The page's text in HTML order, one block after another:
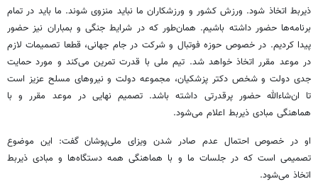
ذیربط اتخاذ شود. ورزش کشور و ورزشکاران ما نباید منزوی شوند. ما باید در تمام
برنامه‌ها حضور داشته باشیم. همان‌طور که در شرایط جنگی و بمباران نیز حضور
پیدا کردیم. در خصوص حوزه فوتبال و شرکت در جام جهانی، قطعا تصمیمات لازم
در موعد مقرر اتخاذ خواهد شد. تیم ملی با قدرت تمرین می‌کند و مورد حمایت
جدی دولت و شخص دکتر پزشکیان، مجموعه دولت و نیروهای مسلح عزیز است
تا ان‌شاءالله حضور پرقدرتی داشته باشد. تصمیم نهایی در موعد مقرر و با
هماهنگی مبادی ذیربط اعلام می‌شود.
او در خصوص احتمال عدم صادر شدن ویزای ملی‌پوشان گفت: این موضوع
تصمیمی است که در جلسات ما و با هماهنگی همه دستگاه‌ها و مبادی ذیربط
اتخاذ می‌شود.